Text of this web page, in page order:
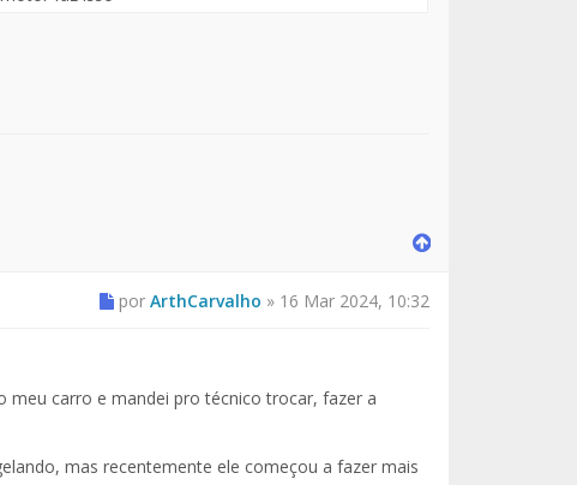
por ArthCarvalho » 16 Mar 2024, 10:32
carro e mandei pro técnico trocar, fazer a
mas recentemente ele começou a fazer mais